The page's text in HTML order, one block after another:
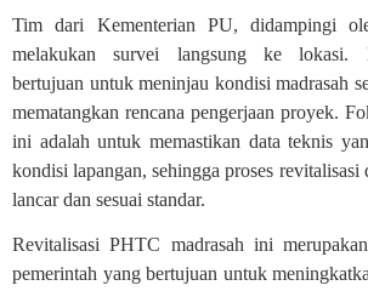
Tim dari Kementerian PU, didampingi
melakukan survei langsung ke lokasi.
bertujuan untuk meninjau kondisi madrasah
mematangkan rencana pengerjaan proyek.
ini adalah untuk memastikan data teknis
kondisi lapangan, sehingga proses revitalisasi
lancar dan sesuai standar.
Revitalisasi PHTC madrasah ini
pemerintah yang bertujuan untuk